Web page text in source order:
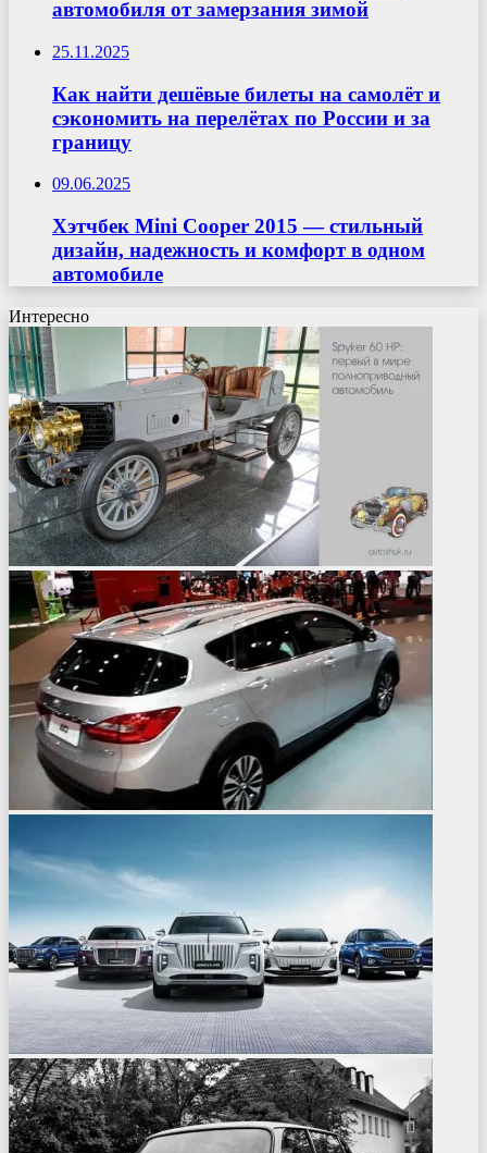
автомобиля от замерзания зимой
25.11.2025
Как найти дешёвые билеты на самолёт и
сэкономить на перелётах по России и за
границу
09.06.2025
Хэтчбек Mini Cooper 2015 — стильный
дизайн, надежность и комфорт в одном
автомобиле
Интересно